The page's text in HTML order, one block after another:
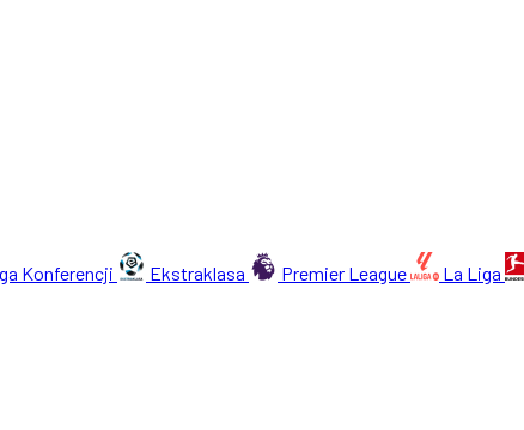
Konferencji Ekstraklasa Premier League La Liga